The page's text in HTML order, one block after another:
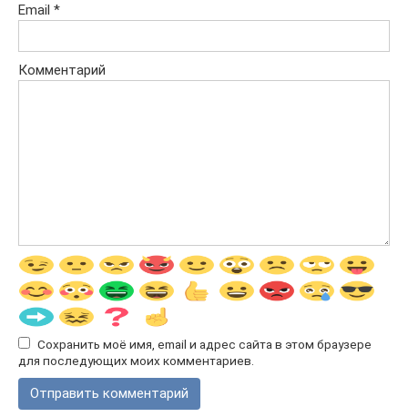
Email *
Комментарий
Сохранить моё имя, email и адрес сайта в этом браузере
для последующих моих комментариев.